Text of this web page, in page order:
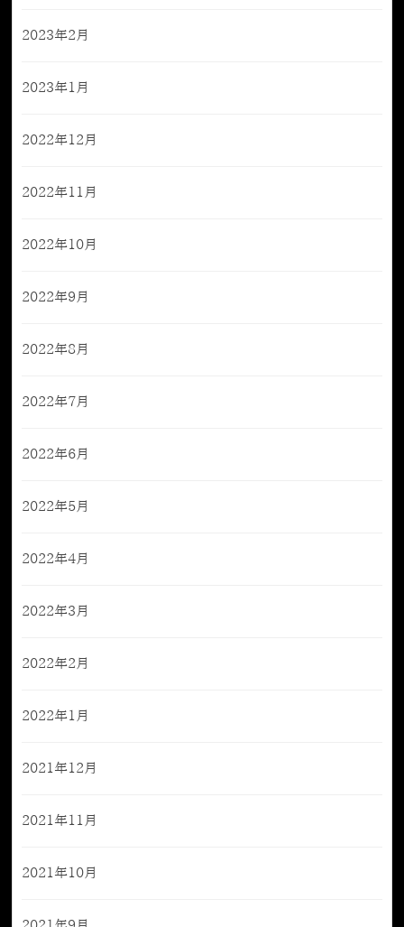
2023年2月
2023年1月
2022年12月
2022年11月
2022年10月
2022年9月
2022年8月
2022年7月
2022年6月
2022年5月
2022年4月
2022年3月
2022年2月
2022年1月
2021年12月
2021年11月
2021年10月